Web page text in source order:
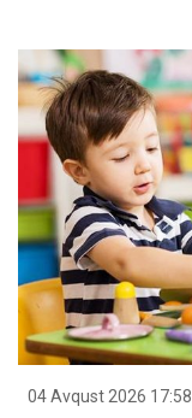
04 Avqust 2026 17:58